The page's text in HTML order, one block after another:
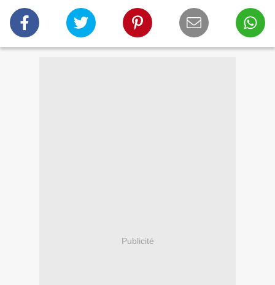
Publicité